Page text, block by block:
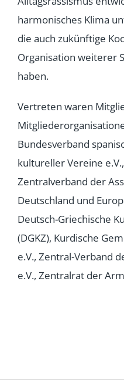
harmonisches Klima
die auch zukünftige
Organisation weiterer
haben.
Vertreten waren
Bundesverband
kultureller Vereine e.V.,
Zentralverband der
Deutschland und
Deutsch-Griechische
(DGKZ), Kurdische
e.V., Zentral-Verband
e.V., Zentralrat der